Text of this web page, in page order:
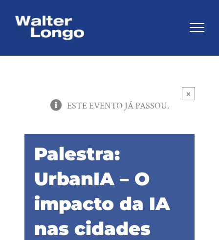
×
ESTE EVENTO JÁ PASSOU.
Palestra:
UrbanIA – O
impacto da IA
nas cidades